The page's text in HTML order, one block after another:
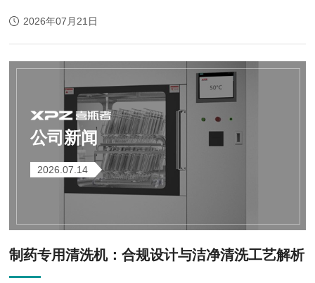
实用价值。
2026年07月21日
公司新闻
2026.07.14
制药专用清洗机：合规设计与洁净清洗工艺解析